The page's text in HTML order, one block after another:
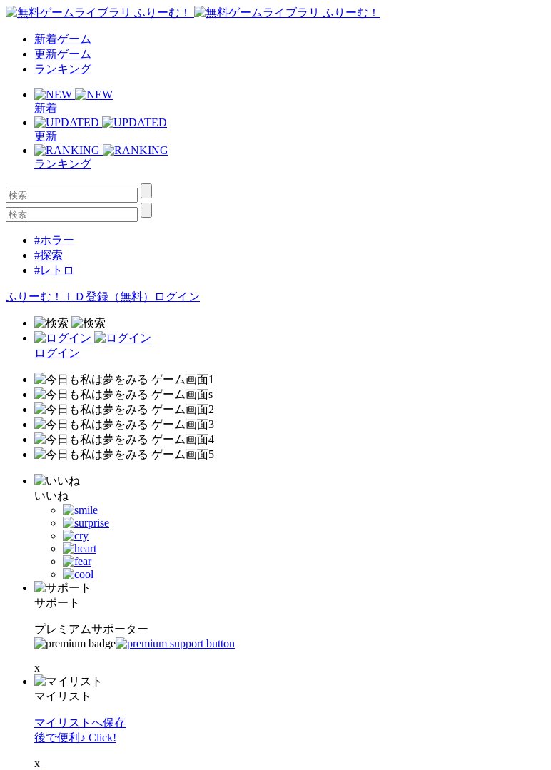
新着ゲーム
更新ゲーム
ランキング
新着
更新
ランキング
#ホラー
#探索
#レトロ
ふりーむ！ＩＤ登録（無料） ログイン
ログイン
いいね
サポート
プレミアムサポーター
x
マイリスト
マイリストへ保存
後で便利♪ Click!
x